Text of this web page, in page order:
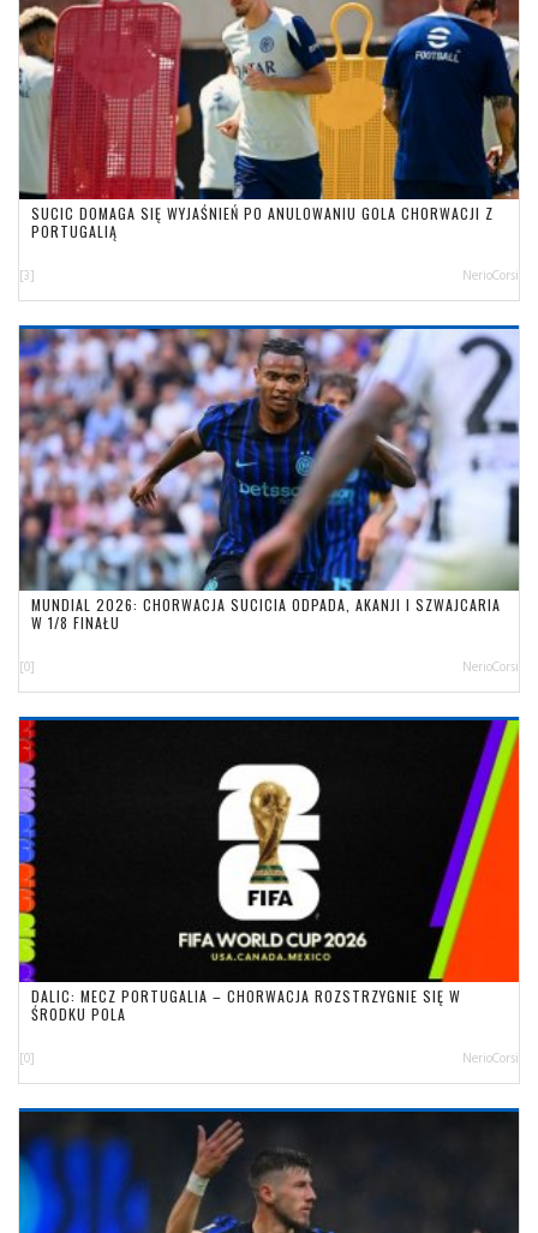
SUCIC DOMAGA SIĘ WYJAŚNIEŃ PO ANULOWANIU GOLA CHORWACJI Z
PORTUGALIĄ
[3] NerioCorsi
MUNDIAL 2026: CHORWACJA SUCICIA ODPADA, AKANJI I SZWAJCARIA
W 1/8 FINAŁU
[0] NerioCorsi
DALIC: MECZ PORTUGALIA – CHORWACJA ROZSTRZYGNIE SIĘ W
ŚRODKU POLA
[0] NerioCorsi